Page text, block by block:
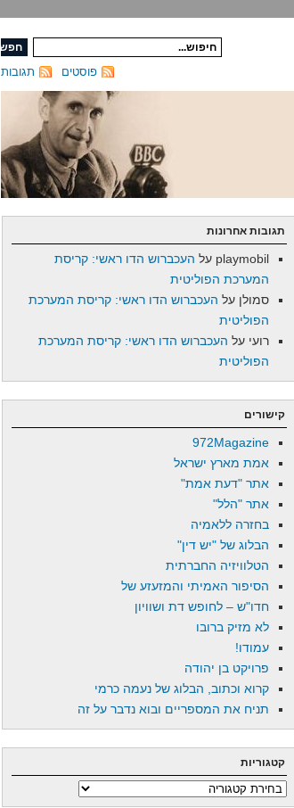
תגובות פוסטים
תגובות אחרונות
playmobil על העכברוש הדו ראשי: קריסת
המערכת הפוליטית
סמולן על העכברוש הדו ראשי: קריסת המערכת
הפוליטית
רועי על העכברוש הדו ראשי: קריסת המערכת
הפוליטית
קישורים
972Magazine
אמת מארץ ישראל
אתר "דעת אמת"
אתר "הלל"
בחזרה ללאמיה
הבלוג של "יש דין"
הטלוויזיה החברתית
הסיפור האמיתי והמזעזע של
חדו"ש – לחופש דת ושוויון
לא מזיק ברובו
עמודו!
פרויקט בן יהודה
קרוא וכתוב, הבלוג של נעמה כרמי
תניח את המספריים ובוא נדבר על זה
קטגוריות
קטגוריות